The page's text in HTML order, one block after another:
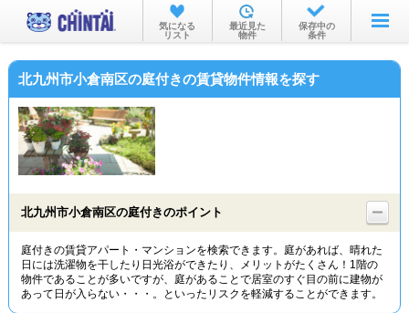
お部屋を探す
沿線・駅から
物件特集から
TOP
気になる
リスト
最近見た
物件
保存中の
条件
北九州市小倉南区の庭付きの賃貸物件情報を探す
北九州市小倉南区の庭付きのポイント
庭付きの賃貸アパート・マンションを検索できます。庭があれば、晴れた
日には洗濯物を干したり日光浴ができたり、メリットがたくさん！1階の
物件であることが多いですが、庭があることで居室のすぐ目の前に建物が
あって日が入らない・・・。といったリスクを軽減することができます。